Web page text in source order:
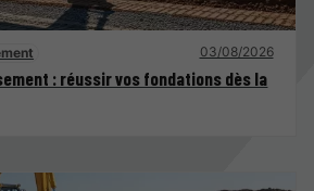
03/08/2026
: réussir vos fondations dès la